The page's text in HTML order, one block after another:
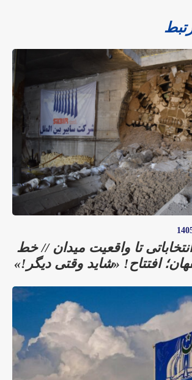
تا واقعیت میدان // خط